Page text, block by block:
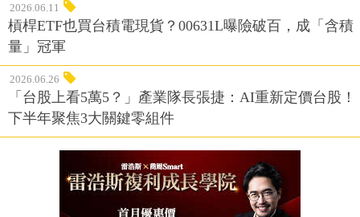
2026.06.11
槓桿ETF也買台積電現貨？00631L曝險破百，成「含積
量」冠軍
2026.06.26
「台股上看5萬5？」產業隊長張捷：AI重新定價台股！
下半年聚焦3大關鍵零組件